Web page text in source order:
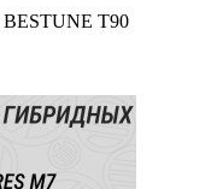
BESTUNE Т90